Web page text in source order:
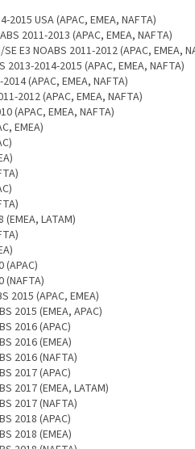
2015 USA (APAC, EMEA, NAFTA)
2011-2013 (APAC, EMEA, NAFTA)
E3 NOABS 2011-2012 (APAC, EMEA,
2013-2014-2015 (APAC, EMEA, NAFTA)
(APAC, EMEA, NAFTA)
2012 (APAC, EMEA, NAFTA)
(APAC, EMEA, NAFTA)
EMEA)
(EMEA, LATAM)
(APAC)
(NAFTA)
2015 (APAC, EMEA)
2015 (EMEA, APAC)
2016 (APAC)
2016 (EMEA)
2016 (NAFTA)
2017 (APAC)
2017 (EMEA, LATAM)
2017 (NAFTA)
2018 (APAC)
2018 (EMEA)